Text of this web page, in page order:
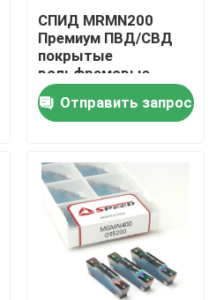
СПИД MRMN200
Премиум ПВД/СВД
покрытые
вольфрамовые
карбидные вставки
Отправить запрос